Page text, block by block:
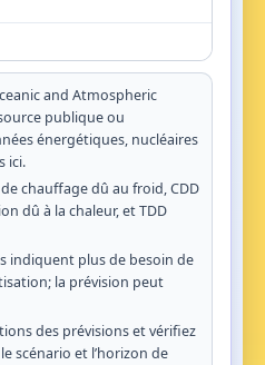
and Atmospheric
publique ou
énergétiques, nucléaires
ici.
chauffage dû au froid, CDD
dû à la chaleur, et TDD
indiquent plus de besoin de
la prévision peut
des prévisions et vérifiez
scénario et l’horizon de